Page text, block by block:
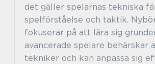
det gäller spelarnas tekniska
spelförståelse och taktik.
fokuserar på att lära sig
avancerade spelare behärskar
tekniker och kan anpassa sig